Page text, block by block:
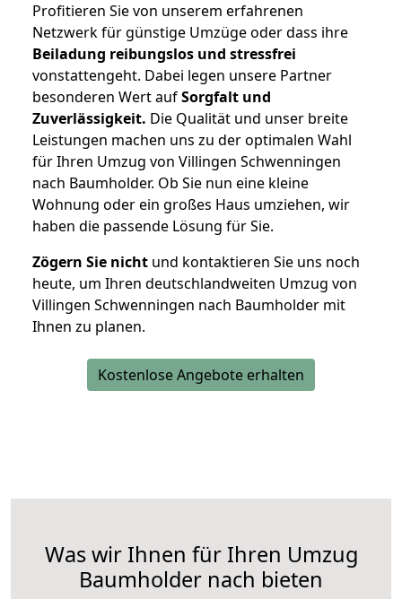
Profitieren Sie von unserem erfahrenen
Netzwerk für günstige Umzüge oder dass ihre
Beiladung reibungslos und stressfrei
vonstattengeht. Dabei legen unsere Partner
besonderen Wert aufSorgfalt und
Zuverlässigkeit. Die Qualität und unser breite
Leistungen machen uns zu der optimalen Wahl
für Ihren Umzug von Villingen Schwenningen
nach Baumholder. Ob Sie nun eine kleine
Wohnung oder ein großes Haus umziehen, wir
haben die passende Lösung für Sie.
Zögern Sie nicht und kontaktieren Sie uns noch
heute, um Ihren deutschlandweiten Umzug von
Villingen Schwenningen nach Baumholder mit
Ihnen zu planen.
Kostenlose Angebote erhalten
Was wir Ihnen für Ihren Umzug
Baumholder nach bieten